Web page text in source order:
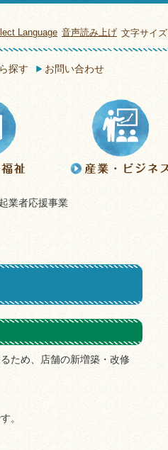
Language 音声読み上げ 文字サイズ
探す お問い合わせ
業者応援事業
ため、店舗の新増築・改修
。